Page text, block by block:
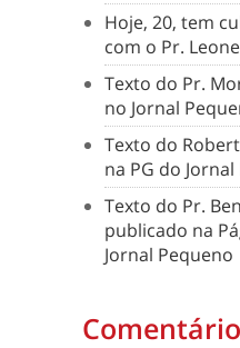
Hoje, 20, tem
com o Pr. Leone
Texto do Pr.
no Jornal
Texto do
na PG do
Texto do Pr.
publicado na
Jornal Pequeno